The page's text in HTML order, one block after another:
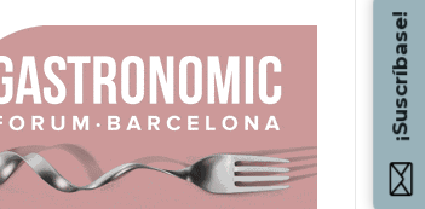
¡Suscríbase!